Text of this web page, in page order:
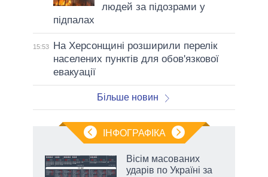
людей за підозрами у
підпалах
15:53
На Херсонщині розширили перелік
населених пунктів для обов'язкової
евакуації
Більше новин
ІНФОГРАФІКА
Вісім масованих
ударів по Україні за